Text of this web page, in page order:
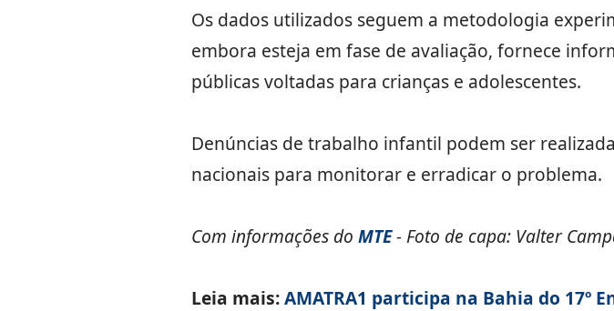
Os dados utilizados seguem a metodologia
embora esteja em fase de avaliação, fornece
públicas voltadas para crianças e adolescentes.
Denúncias de trabalho infantil podem ser
nacionais para monitorar e erradicar o problema.
Com informações do MTE- Foto de capa: Valter
Leia mais:AMATRA1 participa na Bahia do 17º